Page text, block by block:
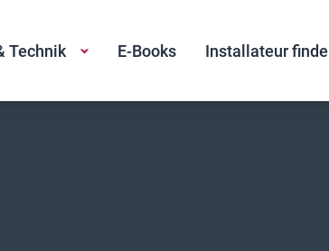
Technik E-Books Installateur